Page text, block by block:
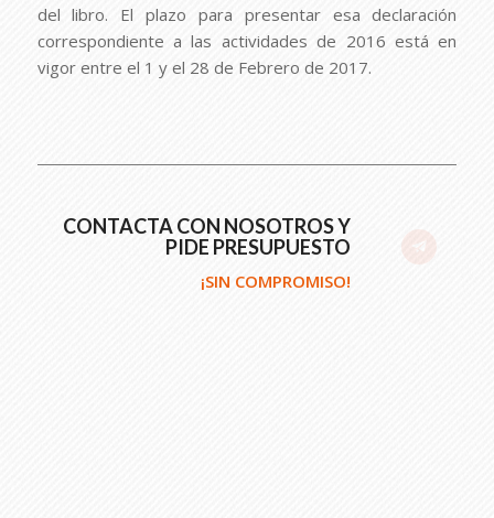
del libro. El plazo para presentar esa declaración
correspondiente a las actividades de 2016 está en
vigor entre el 1 y el 28 de Febrero de 2017.
CONTACTA CON NOSOTROS Y
PIDE PRESUPUESTO
¡SIN COMPROMISO!